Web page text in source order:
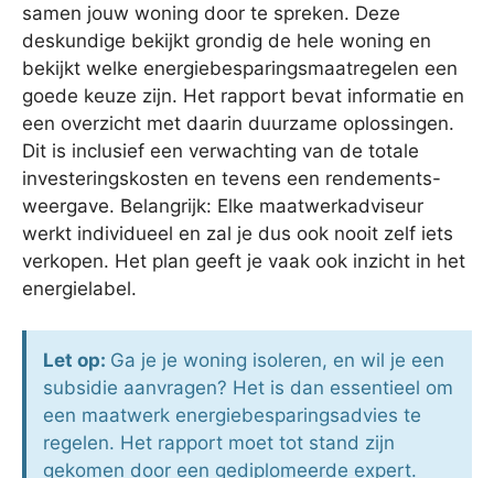
samen jouw woning door te spreken. Deze
deskundige bekijkt grondig de hele woning en
bekijkt welke energiebesparingsmaatregelen een
goede keuze zijn. Het rapport bevat informatie en
een overzicht met daarin duurzame oplossingen.
Dit is inclusief een verwachting van de totale
investeringskosten en tevens een rendements-
weergave. Belangrijk: Elke maatwerkadviseur
werkt individueel en zal je dus ook nooit zelf iets
verkopen. Het plan geeft je vaak ook inzicht in het
energielabel.
Let op: Ga je je woning isoleren, en wil je een
subsidie aanvragen? Het is dan essentieel om
een maatwerk energiebesparingsadvies te
regelen. Het rapport moet tot stand zijn
gekomen door een gediplomeerde expert.